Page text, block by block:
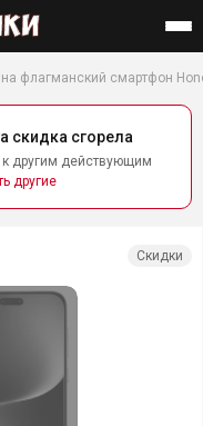
Найти
флагманский смартфон
скидка сгорела
другим действующим
другие
Скидки